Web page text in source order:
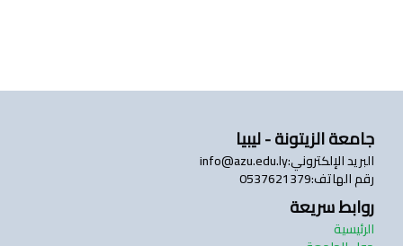
أنشطة الجامعة
تسجيل الدخول
جامعة الزيتونة - ليبيا
البريد الإلكتروني:
info@azu.edu.ly
رقم الهاتف:
0537621379
روابط سريعة
الرئيسية